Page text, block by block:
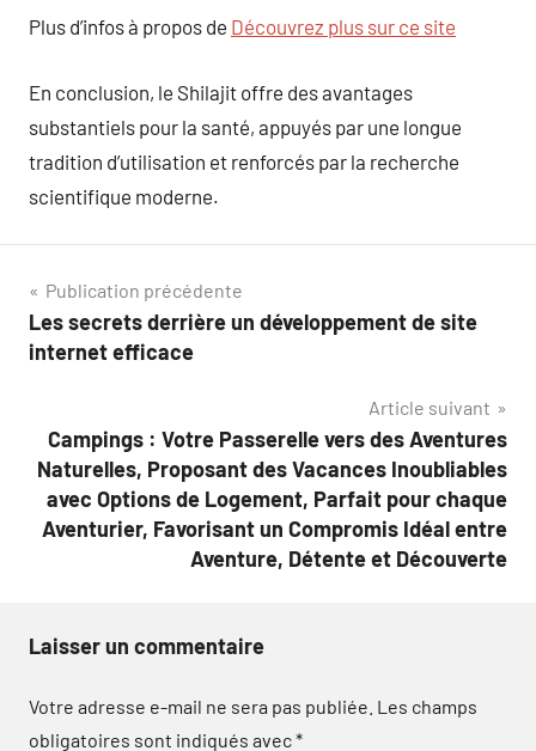
Plus d’infos à propos de Découvrez plus sur ce site
En conclusion, le Shilajit offre des avantages
substantiels pour la santé, appuyés par une longue
tradition d’utilisation et renforcés par la recherche
scientifique moderne.
Navigation
de
Publication précédente
Les secrets derrière un développement de site
internet efficace
Article suivant
Campings : Votre Passerelle vers des Aventures
Naturelles, Proposant des Vacances Inoubliables
avec Options de Logement, Parfait pour chaque
Aventurier, Favorisant un Compromis Idéal entre
Aventure, Détente et Découverte
Laisser un commentaire
Votre adresse e-mail ne sera pas publiée. Les champs
obligatoires sont indiqués avec*